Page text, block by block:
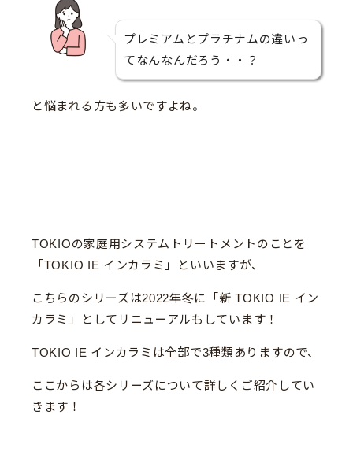
プレミアムとプラチナムの違いっ
てなんなんだろう・・？
と悩まれる方も多いですよね。
TOKIOの家庭用システムトリートメントのことを
「TOKIO IE インカラミ」といいますが、
こちらのシリーズは2022年冬に「新 TOKIO IE イン
カラミ」としてリニューアルもしています！
TOKIO IE インカラミは全部で3種類ありますので、
ここからは各シリーズについて詳しくご紹介してい
きます！